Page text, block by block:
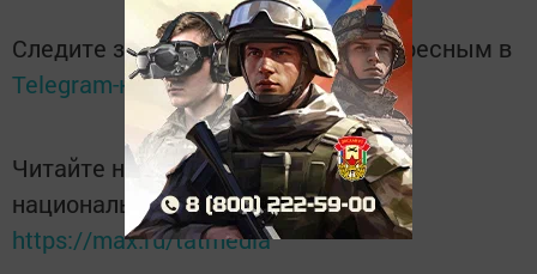
Следите за самым важным и интересным в
Telegram-каналеТатмедиа
Читайте новости Татарстана в
национальном мессенджере MАХ:
https://max.ru/tatmedia